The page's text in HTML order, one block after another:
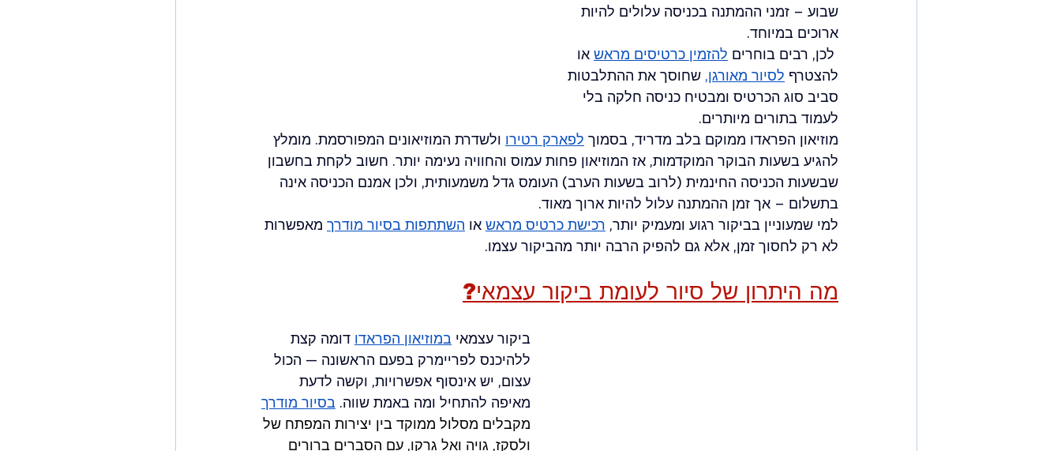
שבוע – זמני ההמתנה בכניסה עלולים להיות
ארוכים במיוחד.
להזמין כרטיסים מראש או
להצטרף לסיור מאורגן, שחוסך את ההתלבטות
סביב סוג הכרטיס ומבטיח כניסה חלקה בלי
לעמוד בתורים מיותרים.
מוזיאון הפראדו ממוקם בלב מדריד, בסמוך לפארק רטירו ולשדרת המוזיאונים המפורסמת. מומלץ
להגיע בשעות הבוקר המוקדמות, אז המוזיאון פחות עמוס והחוויה נעימה יותר. חשוב לקחת בחשבון
שבשעות הכניסה החינמית (לרוב בשעות הערב) העומס גדל משמעותית, ולכן אמנם הכניסה אינה
בתשלום – אך זמן ההמתנה עלול להיות ארוך מאוד.
למי שמעוניין בביקור רגוע ומעמיק יותר, רכישת כרטיס מראש או השתתפות בסיור מודרך מאפשרות
לא רק לחסוך זמן, אלא גם להפיק הרבה יותר מהביקור עצמו.
מה היתרון של סיור לעומת ביקור עצמאי?
ביקור עצמאי במוזיאון הפראדו דומה קצת
ללהיכנס לפריימרק בפעם הראשונה — הכול
עצום, יש אינסוף אפשרויות, וקשה לדעת
מאיפה להתחיל ומה באמת שווה. בסיור מודרך
מקבלים מסלול ממוקד בין יצירות המפתח של
ולסקז, גויה ואל גרקו, עם הסברים ברורים